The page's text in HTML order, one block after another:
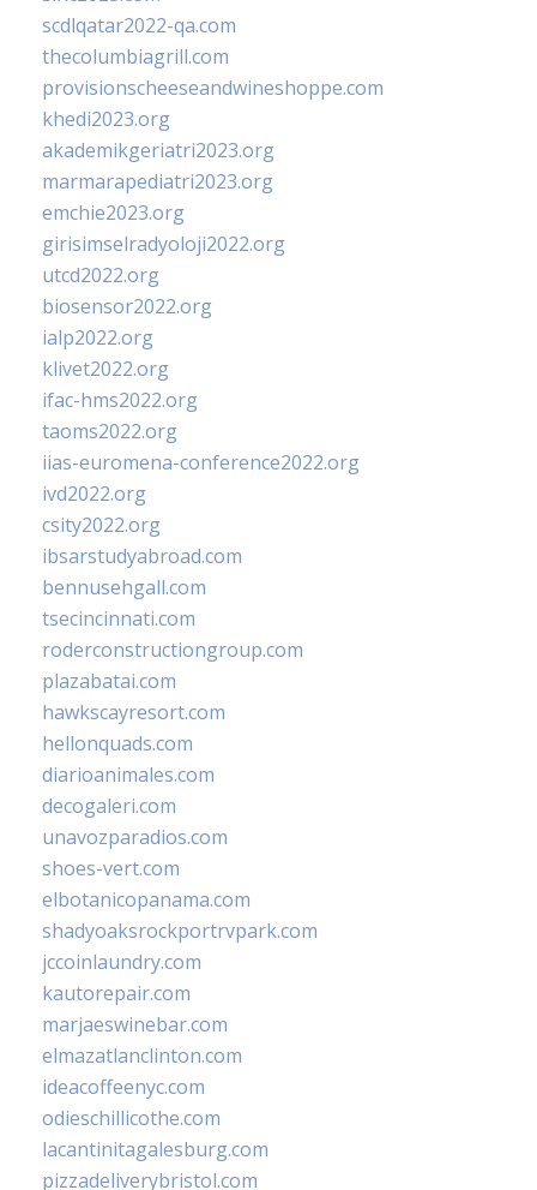
scdlqatar2022-qa.com
thecolumbiagrill.com
provisionscheeseandwineshoppe.com
khedi2023.org
akademikgeriatri2023.org
marmarapediatri2023.org
emchie2023.org
girisimselradyoloji2022.org
utcd2022.org
biosensor2022.org
ialp2022.org
klivet2022.org
ifac-hms2022.org
taoms2022.org
iias-euromena-conference2022.org
ivd2022.org
csity2022.org
ibsarstudyabroad.com
bennusehgall.com
tsecincinnati.com
roderconstructiongroup.com
plazabatai.com
hawkscayresort.com
hellonquads.com
diarioanimales.com
decogaleri.com
unavozparadios.com
shoes-vert.com
elbotanicopanama.com
shadyoaksrockportrvpark.com
jccoinlaundry.com
kautorepair.com
marjaeswinebar.com
elmazatlanclinton.com
ideacoffeenyc.com
odieschillicothe.com
lacantinitagalesburg.com
pizzadeliverybristol.com